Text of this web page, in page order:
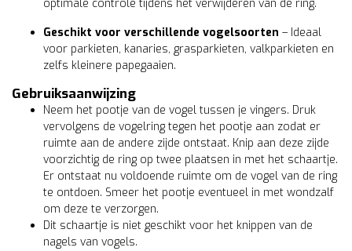
optimale controle tijdens het verwijderen van de ring.
Geschikt voor verschillende vogelsoorten – Ideaal
voor parkieten, kanaries, grasparkieten, valkparkieten en
zelfs kleinere papegaaien.
Gebruiksaanwijzing
Neem het pootje van de vogel tussen je vingers. Druk
vervolgens de vogelring tegen het pootje aan zodat er
ruimte aan de andere zijde ontstaat. Knip aan deze zijde
voorzichtig de ring op twee plaatsen in met het schaartje.
Er ontstaat nu voldoende ruimte om de vogel van de ring
te ontdoen. Smeer het pootje eventueel in met wondzalf
om deze te verzorgen.
Dit schaartje is niet geschikt voor het knippen van de
nagels van vogels.